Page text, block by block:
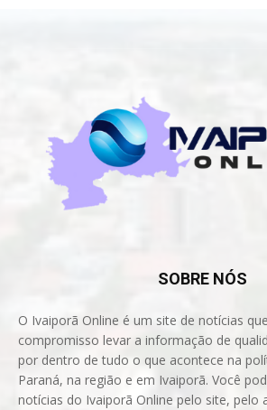
SOBRE NÓS
O Ivaiporã Online é um site de notícias
compromisso levar a informação de
por dentro de tudo o que acontece na
Paraná, na região e em Ivaiporã. Você
notícias do Ivaiporã Online pelo site, pelo